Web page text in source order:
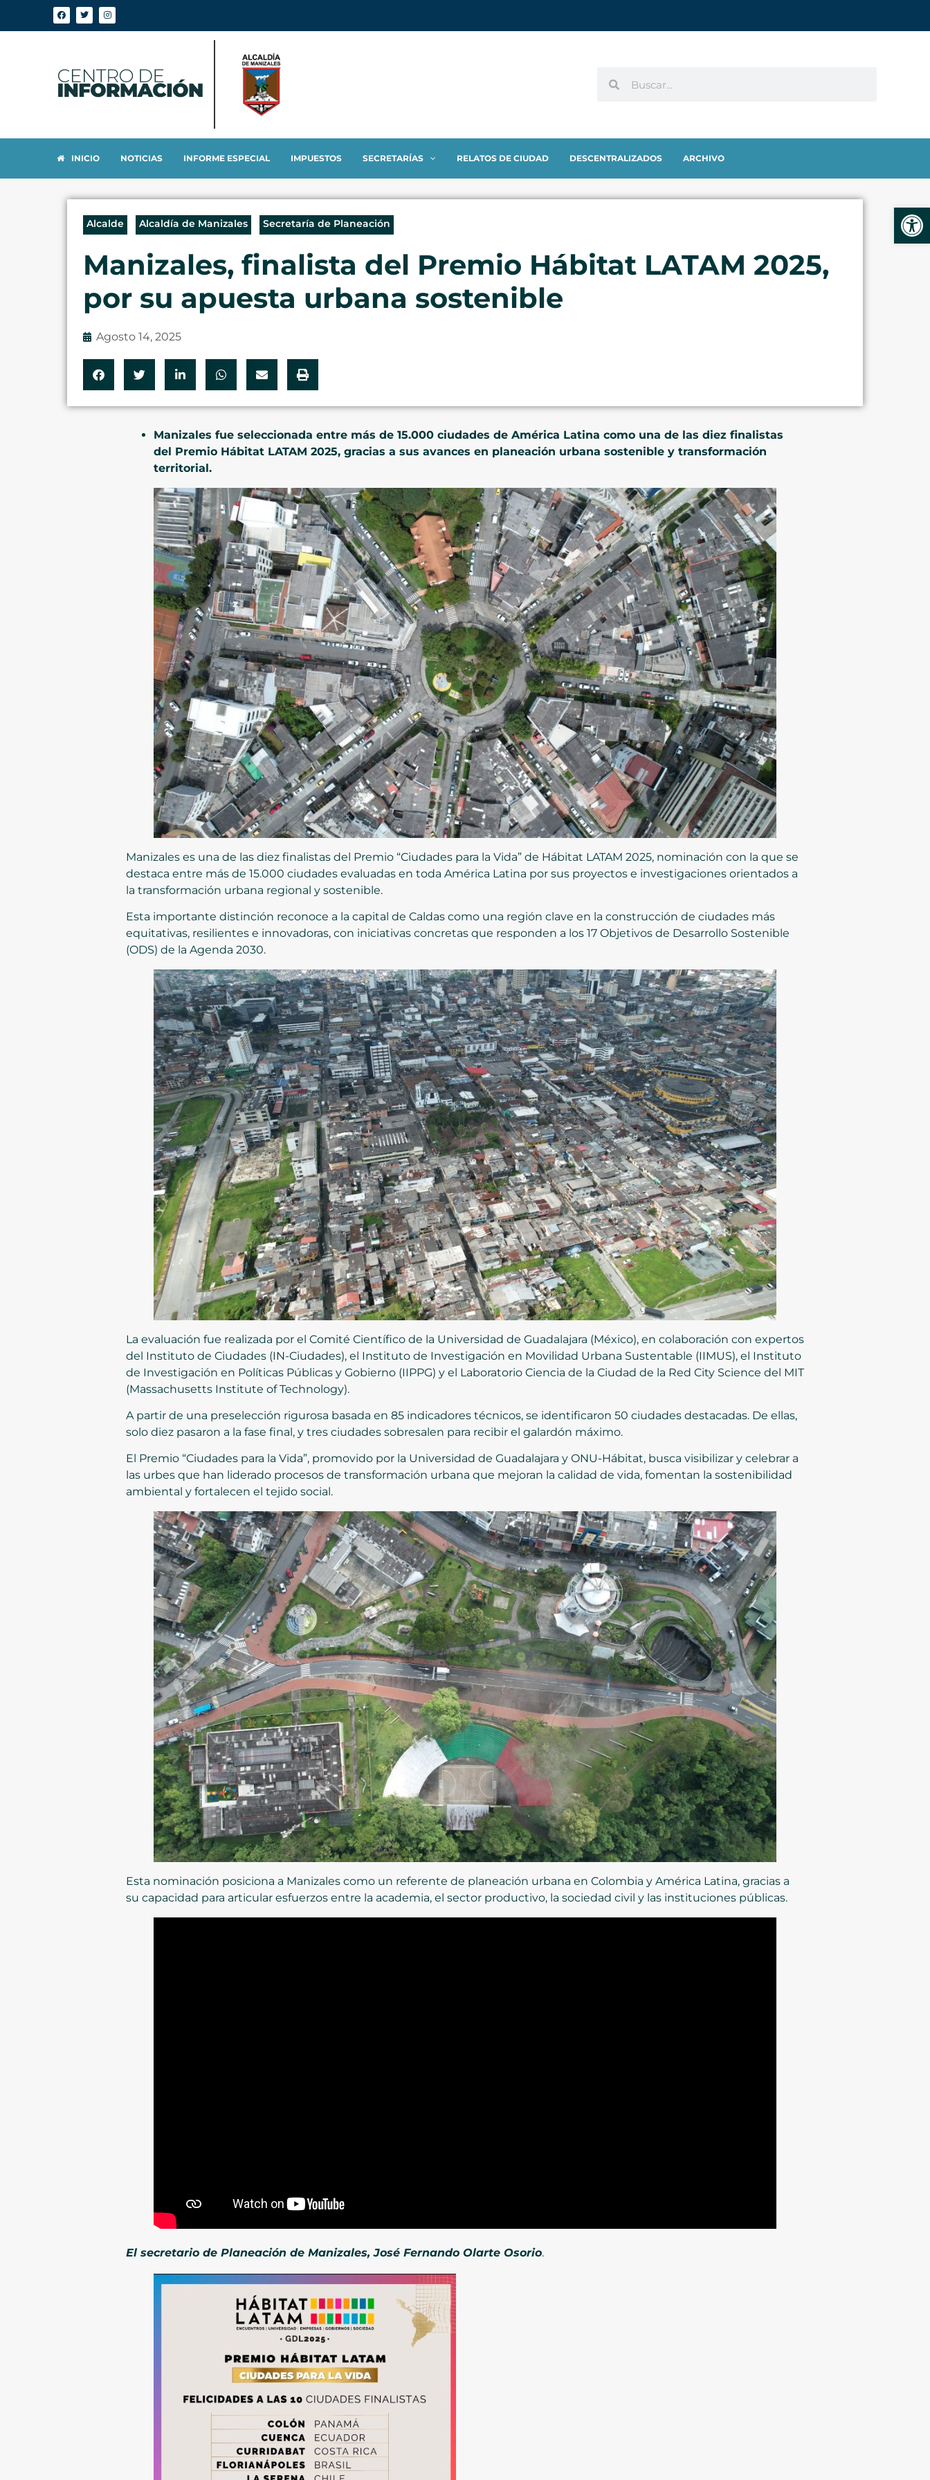
INICIO NOTICIAS INFORME ESPECIAL IMPUESTOS SECRETARÍAS RELATOS DE CIUDAD DESCENTRALIZADOS ARCHIVO
Alcalde Alcaldía de Manizales Secretaría de Planeación
Manizales, finalista del Premio Hábitat LATAM 2025,
por su apuesta urbana sostenible
Agosto 14, 2025
Manizales fue seleccionada entre más de 15.000 ciudades de América Latina como una de las diez finalistas
del Premio Hábitat LATAM 2025, gracias a sus avances en planeación urbana sostenible y transformación
territorial.
Manizales es una de las diez finalistas del Premio “Ciudades para la Vida” de Hábitat LATAM 2025, nominación con la que se
destaca entre más de 15.000 ciudades evaluadas en toda América Latina por sus proyectos e investigaciones orientados a
la transformación urbana regional y sostenible.
Esta importante distinción reconoce a la capital de Caldas como una región clave en la construcción de ciudades más
equitativas, resilientes e innovadoras, con iniciativas concretas que responden a los 17 Objetivos de Desarrollo Sostenible
(ODS) de la Agenda 2030.
La evaluación fue realizada por el Comité Científico de la Universidad de Guadalajara (México), en colaboración con expertos
del Instituto de Ciudades (IN-Ciudades), el Instituto de Investigación en Movilidad Urbana Sustentable (IIMUS), el Instituto
de Investigación en Políticas Públicas y Gobierno (IIPPG) y el Laboratorio Ciencia de la Ciudad de la Red City Science del MIT
(Massachusetts Institute of Technology).
A partir de una preselección rigurosa basada en 85 indicadores técnicos, se identificaron 50 ciudades destacadas. De ellas,
solo diez pasaron a la fase final, y tres ciudades sobresalen para recibir el galardón máximo.
El Premio “Ciudades para la Vida”, promovido por la Universidad de Guadalajara y ONU-Hábitat, busca visibilizar y celebrar a
las urbes que han liderado procesos de transformación urbana que mejoran la calidad de vida, fomentan la sostenibilidad
ambiental y fortalecen el tejido social.
Esta nominación posiciona a Manizales como un referente de planeación urbana en Colombia y América Latina, gracias a
su capacidad para articular esfuerzos entre la academia, el sector productivo, la sociedad civil y las instituciones públicas.
El secretario de Planeación de Manizales, José Fernando Olarte Osorio.